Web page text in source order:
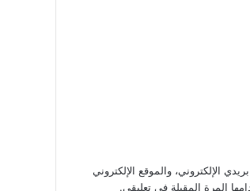
الإلكتروني، والموقع الإلكتروني
المرة المقبلة في تعليقي.